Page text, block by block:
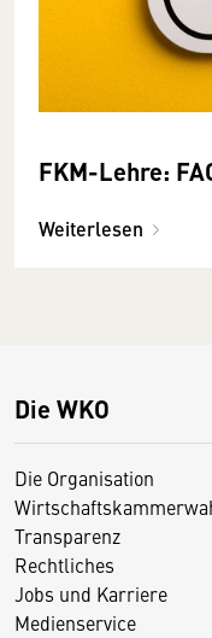
FKM-Lehre:
Weiterlesen
Die WKO
Die Organisation
Transparenz
Rechtliches
Jobs und Karriere
Medienservice